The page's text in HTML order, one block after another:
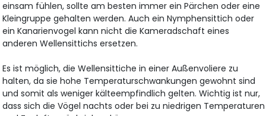
einsam fühlen, sollte am besten immer ein Pärchen oder eine
Kleingruppe gehalten werden. Auch ein Nymphensittich oder
ein Kanarienvogel kann nicht die Kameradschaft eines
anderen Wellensittichs ersetzen.
Es ist möglich, die Wellensittiche in einer Außenvoliere zu
halten, da sie hohe Temperaturschwankungen gewohnt sind
und somit als weniger kälteempfindlich gelten. Wichtig ist nur,
dass sich die Vögel nachts oder bei zu niedrigen Temperaturen